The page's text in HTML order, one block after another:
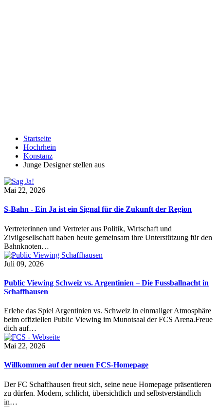
Startseite
Hochrhein
Konstanz
Junge Designer stellen aus
Mai 22, 2026
S-Bahn - Ein Ja ist ein Signal für die Zukunft der Region
Vertreterinnen und Vertreter aus Politik, Wirtschaft und
Zivilgesellschaft haben heute gemeinsam ihre Unterstützung für den
Bahnknoten…
Juli 09, 2026
Public Viewing Schweiz vs. Argentinien – Die Fussballnacht in
Schaffhausen
Erlebe das Spiel Argentinien vs. Schweiz in einmaliger Atmosphäre
beim offiziellen Public Viewing im Munotsaal der FCS Arena.Freue
dich auf…
Mai 22, 2026
Willkommen auf der neuen FCS-Homepage
Der FC Schaffhausen freut sich, seine neue Homepage präsentieren
zu dürfen. Modern, schlicht, übersichtlich und selbstverständlich
in…